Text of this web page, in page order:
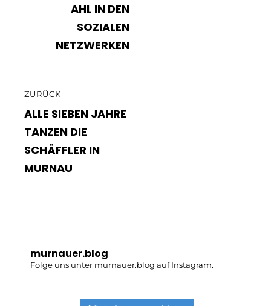
ZURÜCK
ZURÜCK
ALLE SIEBEN JAHRE
TANZEN DIE
SCHÄFFLER IN
MURNAU
AHL IN DEN
SOZIALEN
NETZWERKEN
murnauer.blog
Folge uns unter murnauer.blog auf Instagram.